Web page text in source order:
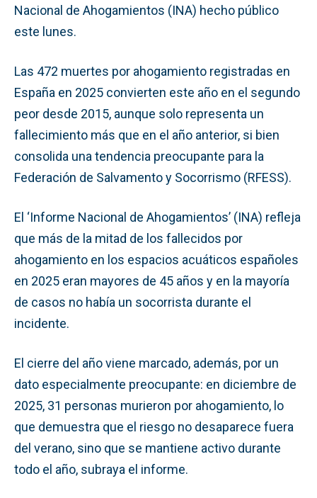
Nacional de Ahogamientos (INA) hecho público
este lunes.
Las 472 muertes por ahogamiento registradas en
España en 2025 convierten este año en el segundo
peor desde 2015, aunque solo representa un
fallecimiento más que en el año anterior, si bien
consolida una tendencia preocupante para la
Federación de Salvamento y Socorrismo (RFESS).
El ‘Informe Nacional de Ahogamientos’ (INA) refleja
que más de la mitad de los fallecidos por
ahogamiento en los espacios acuáticos españoles
en 2025 eran mayores de 45 años y en la mayoría
de casos no había un socorrista durante el
incidente.
El cierre del año viene marcado, además, por un
dato especialmente preocupante: en diciembre de
2025, 31 personas murieron por ahogamiento, lo
que demuestra que el riesgo no desaparece fuera
del verano, sino que se mantiene activo durante
todo el año, subraya el informe.